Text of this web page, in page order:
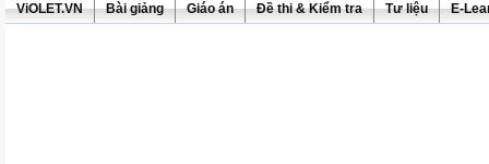
ViOLET.VN Bài giảng Giáo án Đề thi & Kiểm tra Tư liệu E-